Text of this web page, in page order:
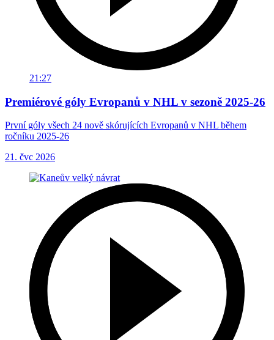
21:27
Premiérové góly Evropanů v NHL v sezoně 2025-26
První góly všech 24 nově skórujících Evropanů v NHL během
ročníku 2025-26
21. čvc 2026